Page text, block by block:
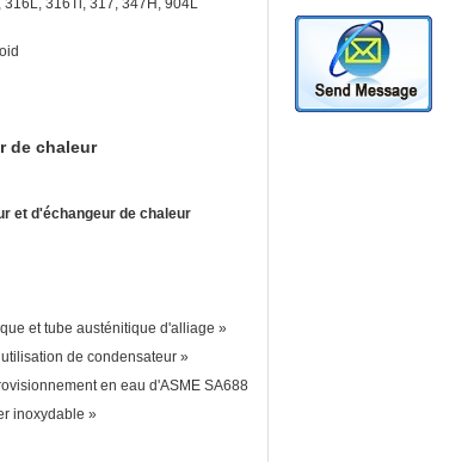
316Ti, 317, 347H, 904L
de chaleur
et d'échangeur de chaleur
et tube austénitique d'alliage »
de condensateur »
en eau d'ASME SA688
inoxydable »